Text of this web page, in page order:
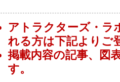
アトラクターズ・ラ
れる方は下記よりご
掲載内容の記事、図
す。